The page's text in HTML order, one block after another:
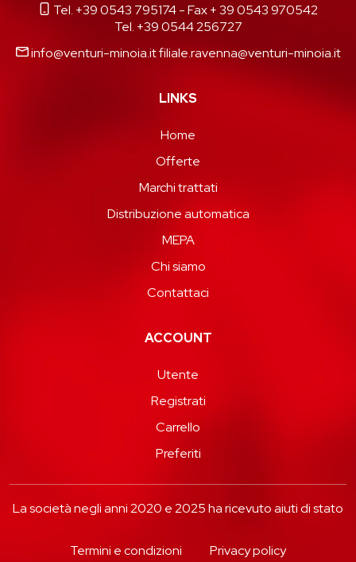
Tel. +39 0543 795174- Fax + 39 0543 970542
Tel. +39 0544 256727
info@venturi-minoia.itfiliale.ravenna@venturi-minoia.it
LINKS
Home
Offerte
Marchi trattati
Distribuzione automatica
MEPA
Chi siamo
Contattaci
ACCOUNT
Utente
Registrati
Carrello
Preferiti
La società negli anni 2020 e 2025 ha ricevuto aiuti di stato
Termini e condizioni Privacy policy